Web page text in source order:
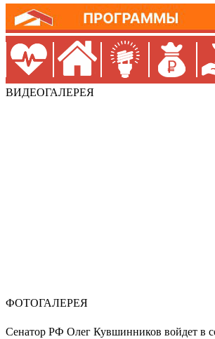
ВИДЕОГАЛЕРЕЯ
ФОТОГАЛЕРЕЯ
Сенатор РФ Олег Кувшинников войдет в